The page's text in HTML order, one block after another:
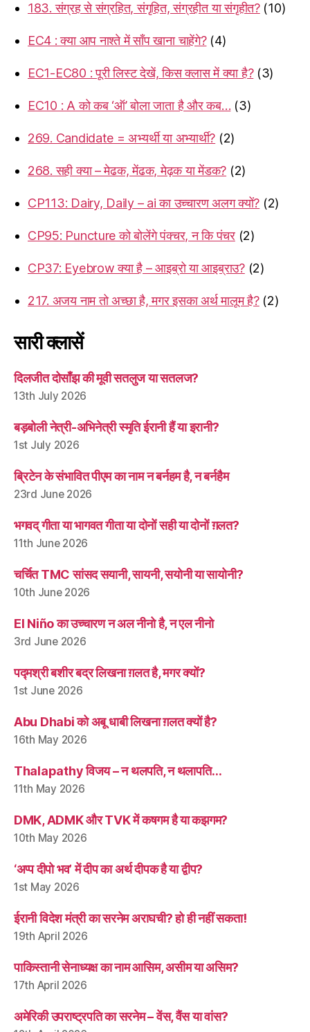
183. संग्रह से संग्रहित, संगृहित, संग्रहीत या संगृहीत? (10)
EC4 : क्या आप नाश्ते में साँप खाना चाहेंगे? (4)
EC1-EC80 : पूरी लिस्ट देखें, किस क्लास में क्या है? (3)
EC10 : A को कब ‘ऑ’ बोला जाता है और कब… (3)
269. Candidate = अभ्यर्थी या अभ्यार्थी? (2)
268. सही क्या – मेढक, मेंढक, मेढ़क या मेंडक? (2)
CP113: Dairy, Daily – ai का उच्चारण अलग क्यों? (2)
CP95: Puncture को बोलेंगे पंक्चर, न कि पंचर (2)
CP37: Eyebrow क्या है – आइब्रो या आइब्राउ? (2)
217. अजय नाम तो अच्छा है, मगर इसका अर्थ मालूम है? (2)
सारी क्लासें
दिलजीत दोसाँझ की मूवी सतलुज या सतलज?
13th July 2026
बड़बोली नेत्री-अभिनेत्री स्मृति ईरानी हैं या इरानी?
1st July 2026
ब्रिटेन के संभावित पीएम का नाम न बर्नहम है, न बर्नहैम
23rd June 2026
भगवद् गीता या भागवत गीता या दोनों सही या दोनों ग़लत?
11th June 2026
चर्चित TMC सांसद सयानी, सायनी, सयोनी या सायोनी?
10th June 2026
El Niño का उच्चारण न अल नीनो है, न एल नीनो
3rd June 2026
पद्मश्री बशीर बद्र लिखना ग़लत है, मगर क्यों?
1st June 2026
Abu Dhabi को अबू धाबी लिखना ग़लत क्यों है?
16th May 2026
Thalapathy विजय – न थलपति, न थलापति…
11th May 2026
DMK, ADMK और TVK में कषगम है या कझगम?
10th May 2026
‘अप्प दीपो भव’ में दीप का अर्थ दीपक है या द्वीप?
1st May 2026
ईरानी विदेश मंत्री का सरनेम अराघची? हो ही नहीं सकता!
19th April 2026
पाकिस्तानी सेनाध्यक्ष का नाम आसिम, असीम या असिम?
17th April 2026
अमेरिकी उपराष्ट्रपति का सरनेम – वेंस, वैंस या वांस?